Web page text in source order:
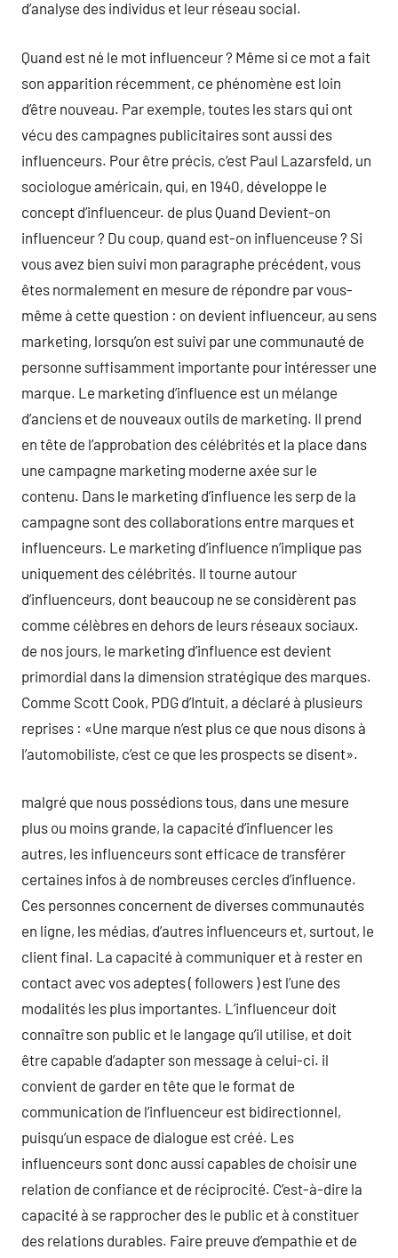
d’analyse des individus et leur réseau social.
Quand est né le mot influenceur ? Même si ce mot a fait
son apparition récemment, ce phénomène est loin
d’être nouveau. Par exemple, toutes les stars qui ont
vécu des campagnes publicitaires sont aussi des
influenceurs. Pour être précis, c’est Paul Lazarsfeld, un
sociologue américain, qui, en 1940, développe le
concept d’influenceur. de plus Quand Devient-on
influenceur ? Du coup, quand est-on influenceuse ? Si
vous avez bien suivi mon paragraphe précédent, vous
êtes normalement en mesure de répondre par vous-
même à cette question : on devient influenceur, au sens
marketing, lorsqu’on est suivi par une communauté de
personne suffisamment importante pour intéresser une
marque. Le marketing d’influence est un mélange
d’anciens et de nouveaux outils de marketing. Il prend
en tête de l’approbation des célébrités et la place dans
une campagne marketing moderne axée sur le
contenu. Dans le marketing d’influence les serp de la
campagne sont des collaborations entre marques et
influenceurs. Le marketing d’influence n’implique pas
uniquement des célébrités. Il tourne autour
d’influenceurs, dont beaucoup ne se considèrent pas
comme célèbres en dehors de leurs réseaux sociaux.
de nos jours, le marketing d’influence est devient
primordial dans la dimension stratégique des marques.
Comme Scott Cook, PDG d’Intuit, a déclaré à plusieurs
reprises : «Une marque n’est plus ce que nous disons à
l’automobiliste, c’est ce que les prospects se disent».
malgré que nous possédions tous, dans une mesure
plus ou moins grande, la capacité d’influencer les
autres, les influenceurs sont efficace de transférer
certaines infos à de nombreuses cercles d’influence.
Ces personnes concernent de diverses communautés
en ligne, les médias, d’autres influenceurs et, surtout, le
client final. La capacité à communiquer et à rester en
contact avec vos adeptes ( followers ) est l’une des
modalités les plus importantes. L’influenceur doit
connaître son public et le langage qu’il utilise, et doit
être capable d’adapter son message à celui-ci. il
convient de garder en tête que le format de
communication de l’influenceur est bidirectionnel,
puisqu’un espace de dialogue est créé. Les
influenceurs sont donc aussi capables de choisir une
relation de confiance et de réciprocité. C’est-à-dire la
capacité à se rapprocher des le public et à constituer
des relations durables. Faire preuve d’empathie et de